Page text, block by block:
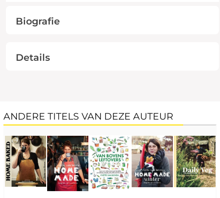
Biografie
Details
ANDERE TITELS VAN DEZE AUTEUR